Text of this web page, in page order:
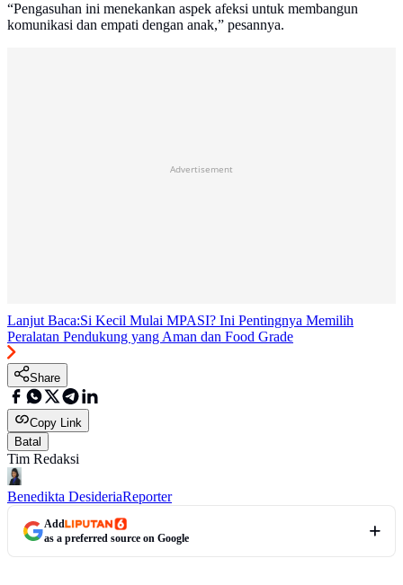
“Pengasuhan ini menekankan aspek afeksi untuk membangun
komunikasi dan empati dengan anak,” pesannya.
Advertisement
Lanjut Baca:Si Kecil Mulai MPASI? Ini Pentingnya Memilih
Peralatan Pendukung yang Aman dan Food Grade
Share
Copy Link
Batal
Tim Redaksi
Benedikta DesideriaReporter
Add
as a preferred source on Google